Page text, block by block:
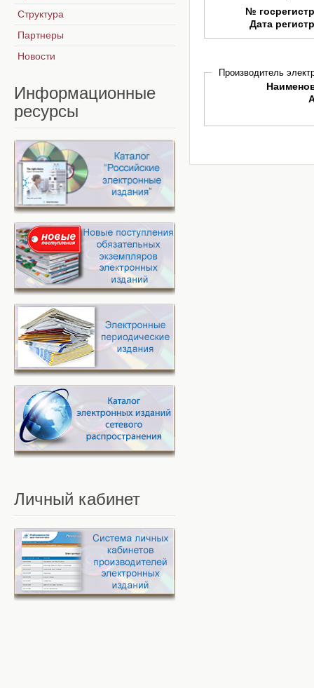
№
Дата
Производитель
Структура
Партнеры
Новости
Информационные
ресурсы
Личный кабинет